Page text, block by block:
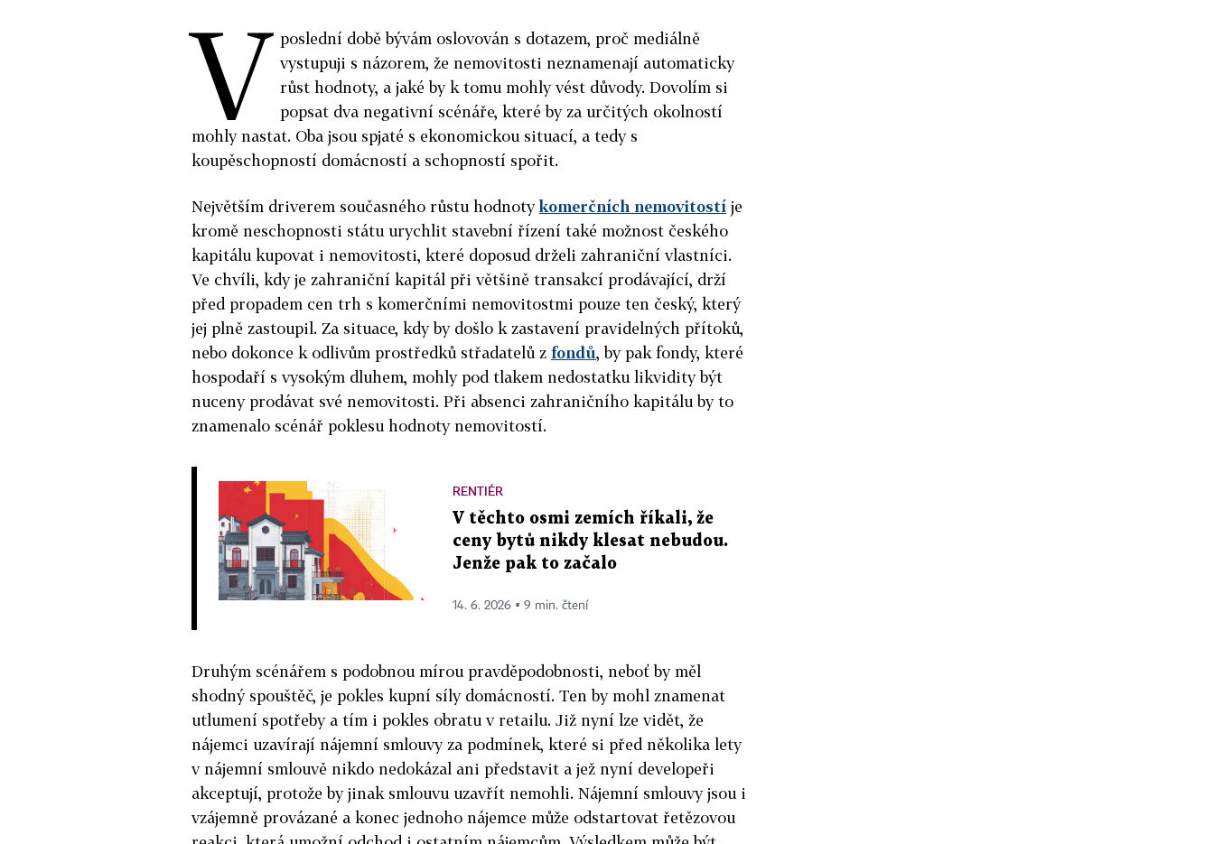
V poslední době bývám oslovován s dotazem, proč mediálně
vystupuji s názorem, že nemovitosti neznamenají automaticky
růst hodnoty, a jaké by k tomu mohly vést důvody. Dovolím si
popsat dva negativní scénáře, které by za určitých okolností
mohly nastat. Oba jsou spjaté s ekonomickou situací, a tedy s
koupěschopností domácností a schopností spořit.
Největším driverem současného růstu hodnotykomerčních nemovitostí je
kromě neschopnosti státu urychlit stavební řízení také možnost českého
kapitálu kupovat i nemovitosti, které doposud drželi zahraniční vlastníci.
Ve chvíli, kdy je zahraniční kapitál při většině transakcí prodávající, drží
před propadem cen trh s komerčními nemovitostmi pouze ten český, který
jej plně zastoupil. Za situace, kdy by došlo k zastavení pravidelných přítoků,
nebo dokonce k odlivům prostředků střadatelů z fondů, by pak fondy, které
hospodaří s vysokým dluhem, mohly pod tlakem nedostatku likvidity být
nuceny prodávat své nemovitosti. Při absenci zahraničního kapitálu by to
znamenalo scénář poklesu hodnoty nemovitostí.
RENTIÉR
V těchto osmi zemích říkali, že
ceny bytů nikdy klesat nebudou.
Jenže pak to začalo
14. 6. 2026 ▪ 9 min. čtení
Druhým scénářem s podobnou mírou pravděpodobnosti, neboť by měl
shodný spouštěč, je pokles kupní síly domácností. Ten by mohl znamenat
utlumení spotřeby a tím i pokles obratu v retailu. Již nyní lze vidět, že
nájemci uzavírají nájemní smlouvy za podmínek, které si před několika lety
v nájemní smlouvě nikdo nedokázal ani představit a jež nyní developeři
akceptují, protože by jinak smlouvu uzavřít nemohli. Nájemní smlouvy jsou i
vzájemně provázané a konec jednoho nájemce může odstartovat řetězovou